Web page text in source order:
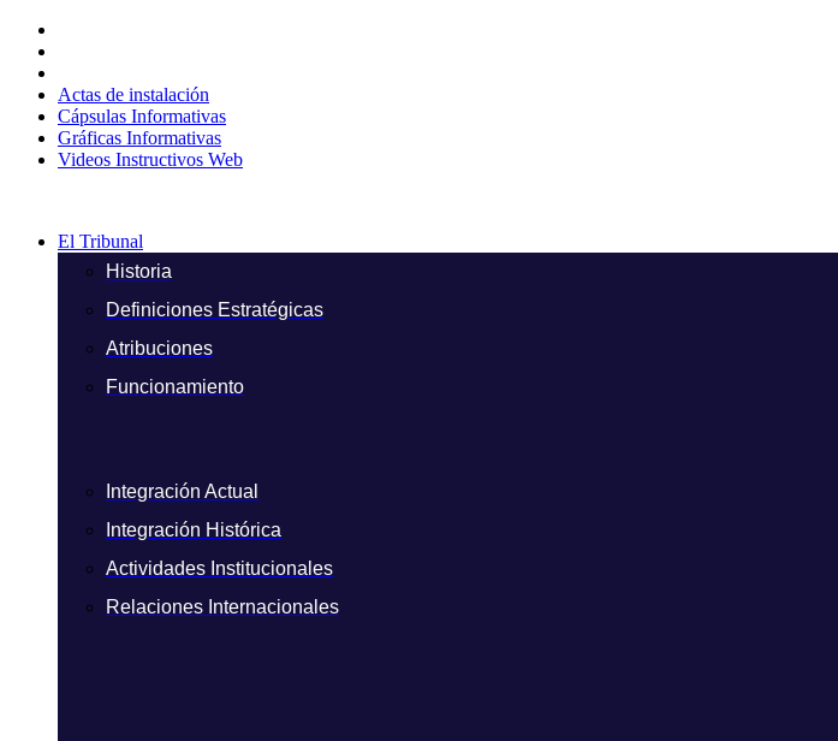
contenido
Actas de instalación
Cápsulas Informativas
Gráficas Informativas
Videos Instructivos Web
El Tribunal
Historia
Definiciones Estratégicas
Atribuciones
Funcionamiento
Integración Actual
Integración Histórica
Actividades Institucionales
Relaciones Internacionales